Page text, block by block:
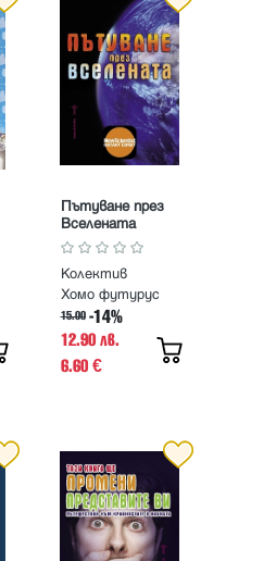
Пътуване през
Вселената
Колектив
Хомо футурус
15.00 -14%
12.90 лв.
6.60 €